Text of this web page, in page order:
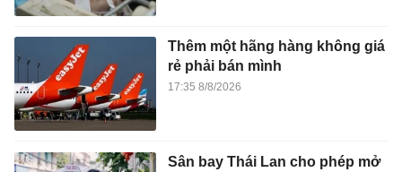
Thêm một hãng hàng không giá
rẻ phải bán mình
17:35 8/8/2026
Sân bay Thái Lan cho phép mở